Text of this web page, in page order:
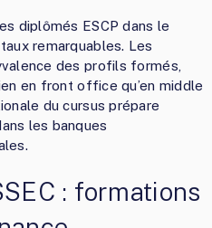
diplômés ESCP dans le
remarquables. Les
des profils formés,
en front office qu’en middle
du cursus prépare
les banques
: formations